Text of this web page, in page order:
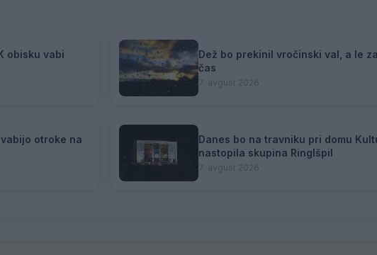
obisku vabi
Dež bo prekinil vročinski val, a le
čas
7. avgust 2026
otroke na
Danes bo na travniku pri domu
nastopila skupina Ringlšpil
7. avgust 2026